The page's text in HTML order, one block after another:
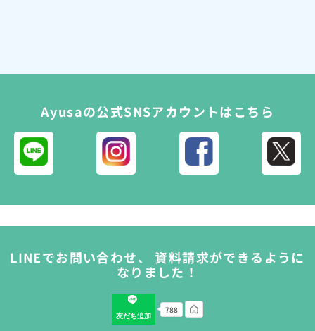
Ayusaの公式SNSアカウントはこちら
LINEでお問い合わせ、 資料請求ができるように
なりました！
友だち追加
788